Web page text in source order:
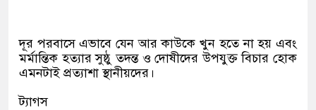
দূর পরবাসে এভাবে যেন আর কাউকে খুন হতে না হয় এবং
মর্মান্তিক হত্যার সুষ্ঠু তদন্ত ও দোষীদের উপযুক্ত বিচার হোক
এমনটাই প্রত্যাশা স্থানীয়দের।
ট্যাগস